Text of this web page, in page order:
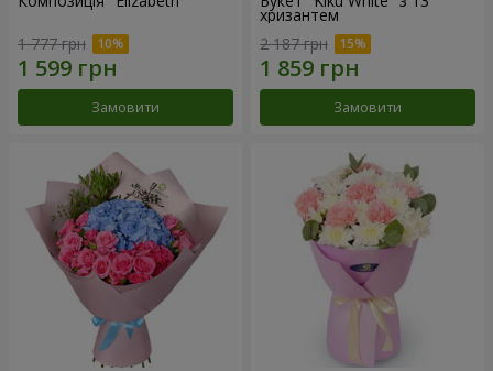
1 777 грн
Замовити
хризантем
2 187 грн
Замовити